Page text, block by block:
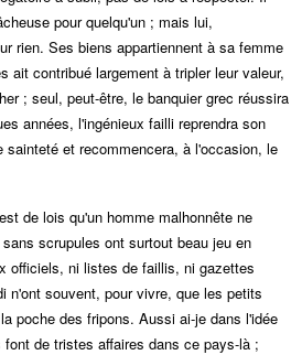
pour quelqu'un ; mais lui,
rien. Ses biens appartiennent à sa femme
ait contribué largement à tripler leur valeur,
; seul, peut-être, le banquier grec réussira
années, l'ingénieux failli reprendra son
sainteté et recommencera, à l'occasion, le
de lois qu'un homme malhonnête ne
scrupules ont surtout beau jeu en
officiels, ni listes de faillis, ni gazettes
n'ont souvent, pour vivre, que les petits
poche des fripons. Aussi ai-je dans l'idée
de tristes affaires dans ce pays-là ;